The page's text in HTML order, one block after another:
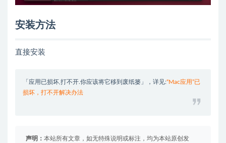
安装方法
直接安装
「应用已损坏,打不开.你应该将它移到废纸篓」，详见:“Mac应用”已
损坏，打不开解决办法
声明： 本站所有文章，如无特殊说明或标注，均为本站原创发